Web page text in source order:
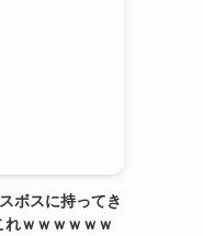
ボスに持ってき
ｗｗｗｗｗｗ